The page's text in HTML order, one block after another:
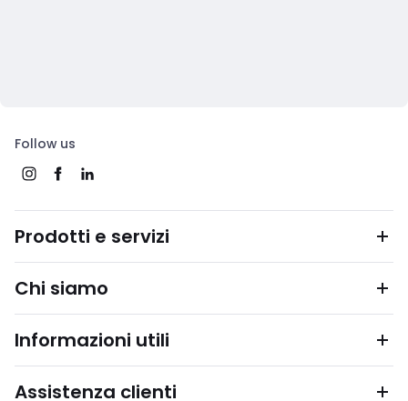
Follow us
Prodotti e servizi
Chi siamo
Informazioni utili
Assistenza clienti